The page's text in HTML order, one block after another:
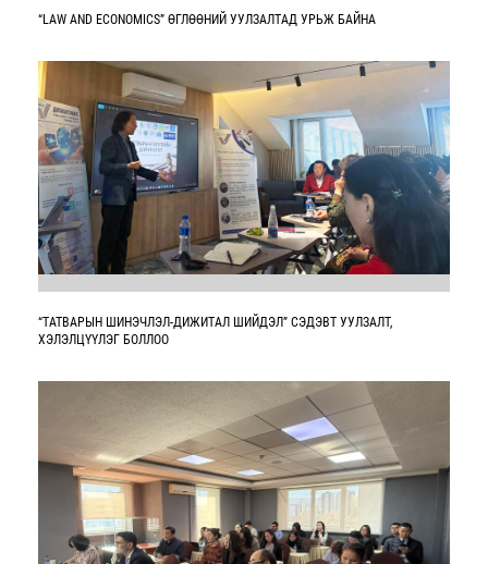
“LAW AND ECONOMICS” ӨГЛӨӨНИЙ УУЛЗАЛТАД УРЬЖ БАЙНА
“ТАТВАРЫН ШИНЭЧЛЭЛ-ДИЖИТАЛ ШИЙДЭЛ” СЭДЭВТ УУЛЗАЛТ,
ХЭЛЭЛЦҮҮЛЭГ БОЛЛОО